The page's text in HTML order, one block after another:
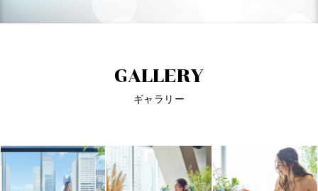
GALLERY
ギャラリー